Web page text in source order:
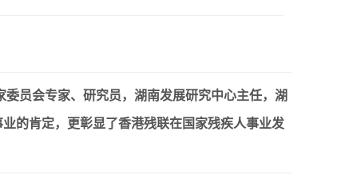
员会专家、研究员，湖南发展研究中心主任，湖
的肯定，更彰显了香港残联在国家残疾人事业发